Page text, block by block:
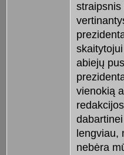
straipsnis
abiejų
vienokią
lengviau,
nebėra